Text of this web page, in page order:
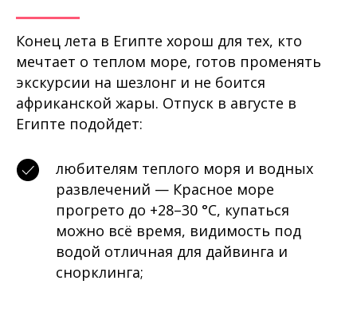
Конец лета в Египте хорош для тех, кто
мечтает о теплом море, готов променять
экскурсии на шезлонг и не боится
африканской жары. Отпуск в августе в
Египте подойдет:
любителям теплого моря и водных
развлечений — Красное море
прогрето до +28–30 °C, купаться
можно всё время, видимость под
водой отличная для дайвинга и
снорклинга;